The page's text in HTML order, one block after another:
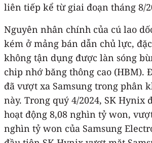
liên tiếp kể từ giai đoạn tháng 8/
Nguyên nhân chính của cú lao
kém ở mảng bán dẫn chủ lực,
không tận dụng được làn sóng
chip nhớ băng thông cao (HBM).
đã vượt xa Samsung trong phân
này. Trong quý 4/2024, SK Hynix
hoạt động 8,08 nghìn tỷ won,
nghìn tỷ won của Samsung